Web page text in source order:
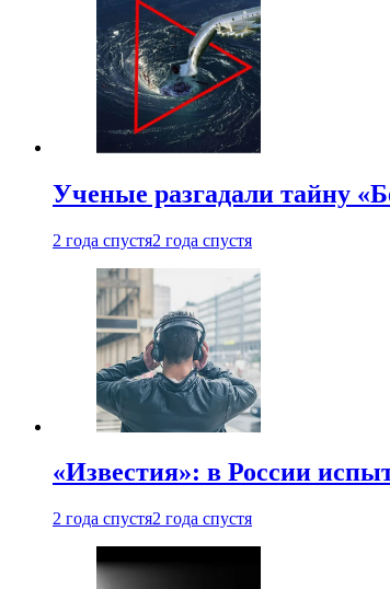
Ученые разгадали тайну
2 года спустя2 года спустя
«Известия»: в России
2 года спустя2 года спустя